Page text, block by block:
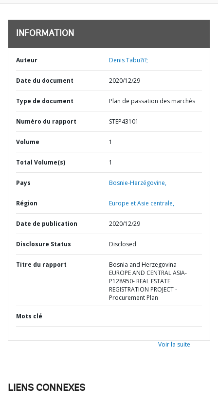
INFORMATION
Auteur Denis Tabu?i?;
Date du document 2020/12/29
Type de document Plan de passation des marchés
Numéro du rapport STEP43101
Volume 1
Total Volume(s) 1
Pays Bosnie-Herzégovine,
Région Europe et Asie centrale,
Date de publication 2020/12/29
Disclosure Status Disclosed
Titre du rapport
Bosnia and Herzegovina -
EUROPE AND CENTRAL ASIA-
P128950- REAL ESTATE
REGISTRATION PROJECT -
Procurement Plan
Mots clé
Voir la suite
LIENS CONNEXES